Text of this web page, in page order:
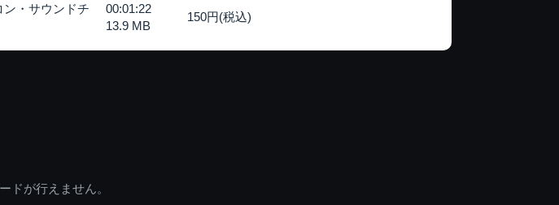
ン・サウンドチ
00:01:22
13.9 MB
150円(税込)
ドが行えません。